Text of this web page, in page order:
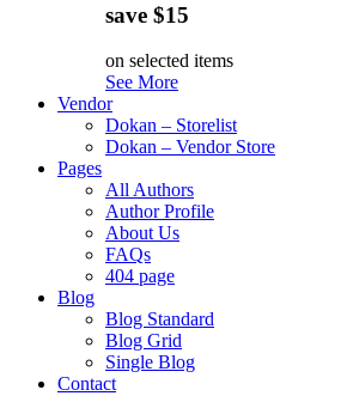
save $15
on selected items
See More
Vendor
Dokan – Storelist
Dokan – Vendor Store
Pages
All Authors
Author Profile
About Us
FAQs
404 page
Blog
Blog Standard
Blog Grid
Single Blog
Contact